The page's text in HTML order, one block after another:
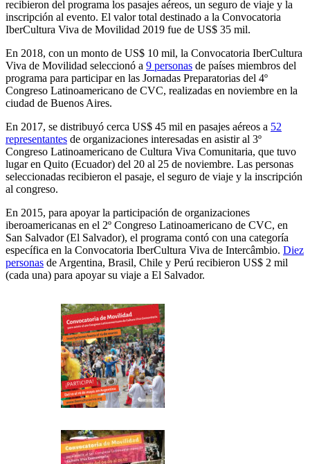
recibieron del programa los pasajes aéreos, un seguro de viaje y la
inscripción al evento. El valor total destinado a la Convocatoria
IberCultura Viva de Movilidad 2019 fue de US$ 35 mil.
En 2018, con un monto de US$ 10 mil, la Convocatoria IberCultura
Viva de Movilidad seleccionó a 9 personas de países miembros del
programa para participar en las Jornadas Preparatorias del 4º
Congreso Latinoamericano de CVC, realizadas en noviembre en la
ciudad de Buenos Aires.
En 2017, se distribuyó cerca US$ 45 mil en pasajes aéreos a 52
representantes de organizaciones interesadas en asistir al 3º
Congreso Latinoamericano de Cultura Viva Comunitaria, que tuvo
lugar en Quito (Ecuador) del 20 al 25 de noviembre. Las personas
seleccionadas recibieron el pasaje, el seguro de viaje y la inscripción
al congreso.
En 2015, para apoyar la participación de organizaciones
iberoamericanas en el 2º Congreso Latinoamericano de CVC, en
San Salvador (El Salvador), el programa contó con una categoría
específica en la Convocatoria IberCultura Viva de Intercâmbio. Diez
personas de Argentina, Brasil, Chile y Perú recibieron US$ 2 mil
(cada una) para apoyar su viaje a El Salvador.